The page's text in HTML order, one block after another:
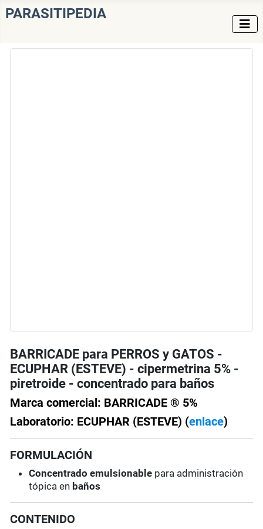
PARASITIPEDIA
BARRICADE para PERROS y GATOS -
ECUPHAR (ESTEVE) - cipermetrina 5% -
piretroide - concentrado para baños
Marca comercial: BARRICADE ® 5%
Laboratorio: ECUPHAR (ESTEVE) (enlace)
FORMULACIÓN
Concentrado emulsionable para administración
tópica en baños
CONTENIDO